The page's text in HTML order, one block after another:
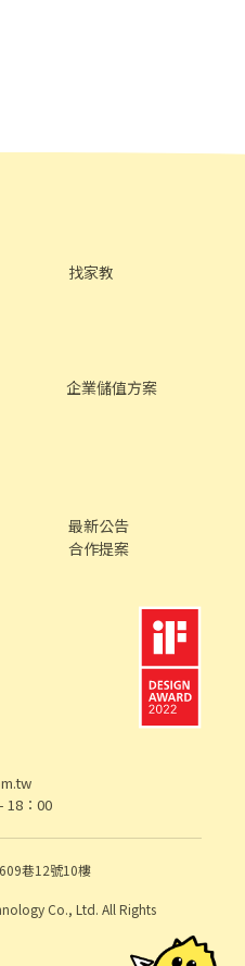
展全台灣，讓更多人有機會品
找家教
企業儲值方案
最新公告
合作提案
18：00
巷12號10樓
Co., Ltd. All Rights